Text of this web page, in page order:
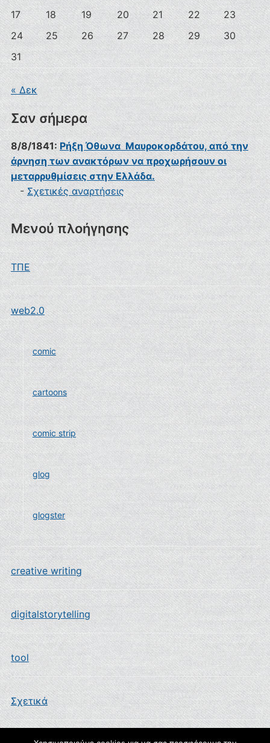
17
18 19 20 21 22
23
24
25 26 27 28 29
30
31
« Δεκ
Σαν σήμερα
8/8/1841:Ρήξη Όθωνα  Μαυροκορδάτου, από την
άρνηση των ανακτόρων να προχωρήσουν οι
μεταρρυθμίσεις στην Ελλάδα.
- Σχετικές αναρτήσεις
Μενού πλοήγησης
ΤΠΕ
web2.0
comic
cartoons
comic strip
glog
glogster
creative writing
digitalstorytelling
tool
Σχετικά